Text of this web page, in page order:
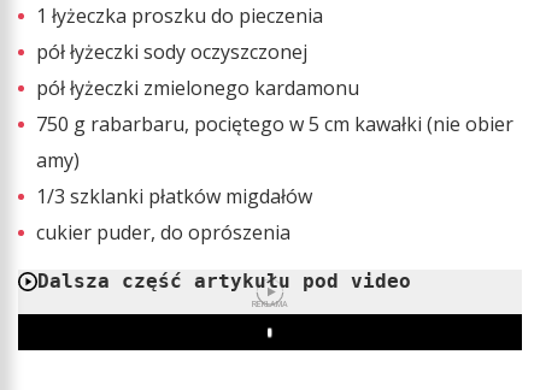
1 łyżeczka proszku do pieczenia
pół łyżeczki sody oczyszczonej
pół łyżeczki zmielonego kardamonu
750 g rabarbaru, pociętego w 5 cm kawałki (nie obier
amy)
1/3 szklanki płatków migdałów
cukier puder, do oprószenia
Dalsza część artykułu pod video
REKLAMA
Play